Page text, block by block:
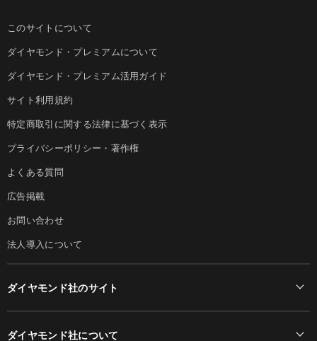
このサイトについて
ダイヤモンド・プレミアムについて
ダイヤモンド・プレミアム活用ガイド
サイト利用規約
特定商取引に関する法律に基づく表示
プライバシーポリシー・著作権
よくある質問
広告掲載
お問い合わせ
法人導入について
ダイヤモンド社のサイト
ダイヤモンド社について